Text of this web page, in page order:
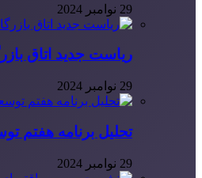
29 نوامبر 2024
ریاست جدید اتاق
29 نوامبر 2024
تحلیل برنامه هفتم
29 نوامبر 2024